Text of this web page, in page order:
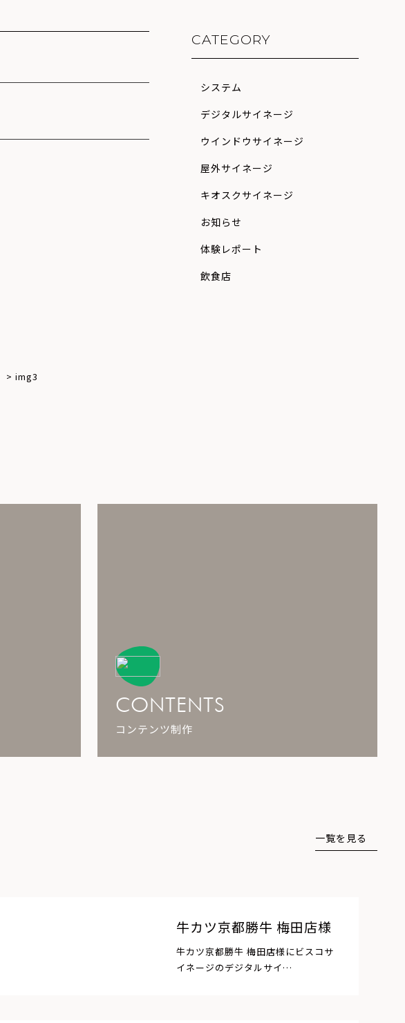
CATEGORY
システム
デジタルサイネージ
ウインドウサイネージ
屋外サイネージ
キオスクサイネージ
お知らせ
体験レポート
飲食店
>img3
CONTENTS
コンテンツ制作
牛カツ京都勝牛 梅田店様
牛カツ京都勝牛 梅田店様にビスコサ
イネージのデジタルサイ…
一覧を見る